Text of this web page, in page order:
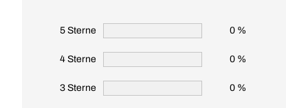
5 Sterne 0 %
4 Sterne 0 %
3 Sterne 0 %